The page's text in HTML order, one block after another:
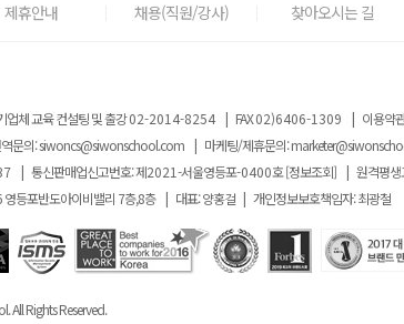
제휴안내 채용(직원/강사) 찾아오시는 길
업체 교육 컨설팅 및 출강02-2014-8254 | FAX02)6406-1309 | 이용약
문의:siwoncs@siwonschool.com | 마케팅/제휴문의:
| 통신판매업신고번호: 제2021-서울영등포-0400호[정보조회] | 원격평생
등포반도아이비밸리 7층,8층 | 대표: 양홍걸 | 개인정보보호책임자: 최광철
All Rights Reserved.